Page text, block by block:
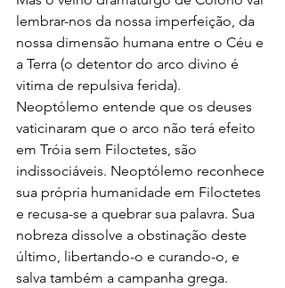
lembrar-nos da nossa imperfeição, da
nossa dimensão humana entre o Céu e
a Terra (o detentor do arco divino é
vitima de repulsiva ferida).
Neoptólemo entende que os deuses
vaticinaram que o arco não terá efeito
em Tróia sem Filoctetes, são
indissociáveis. Neoptólemo reconhece
sua própria humanidade em Filoctetes
e recusa-se a quebrar sua palavra. Sua
nobreza dissolve a obstinação deste
último, libertando-o e curando-o, e
salva também a campanha grega.